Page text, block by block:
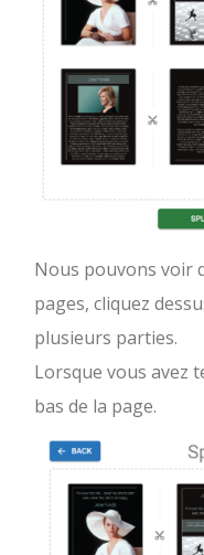
Nous pouvons voir
pages, cliquez
plusieurs parties.
Lorsque vous avez
bas de la page.